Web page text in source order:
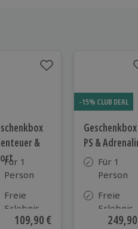
&
Für 1
Person
Freie
Erlebnis-
Auswahl
Aktueller Preis
109,90 €
-15% CLUB DEAL
Geschenkbox
PS &
Für 1
Person
Freie
Erlebnis-
Auswahl